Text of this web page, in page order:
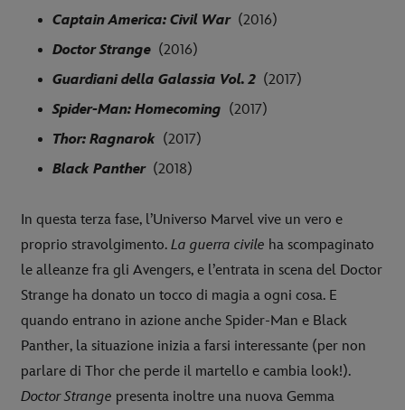
Captain America: Civil War (2016)
Doctor Strange (2016)
Guardiani della Galassia Vol. 2 (2017)
Spider-Man: Homecoming (2017)
Thor: Ragnarok (2017)
Black Panther (2018)
In questa terza fase, l’Universo Marvel vive un vero e
proprio stravolgimento. La guerra civile ha scompaginato
le alleanze fra gli Avengers, e l’entrata in scena del Doctor
Strange ha donato un tocco di magia a ogni cosa. E
quando entrano in azione anche Spider-Man e Black
Panther, la situazione inizia a farsi interessante (per non
parlare di Thor che perde il martello e cambia look!).
Doctor Strange presenta inoltre una nuova Gemma